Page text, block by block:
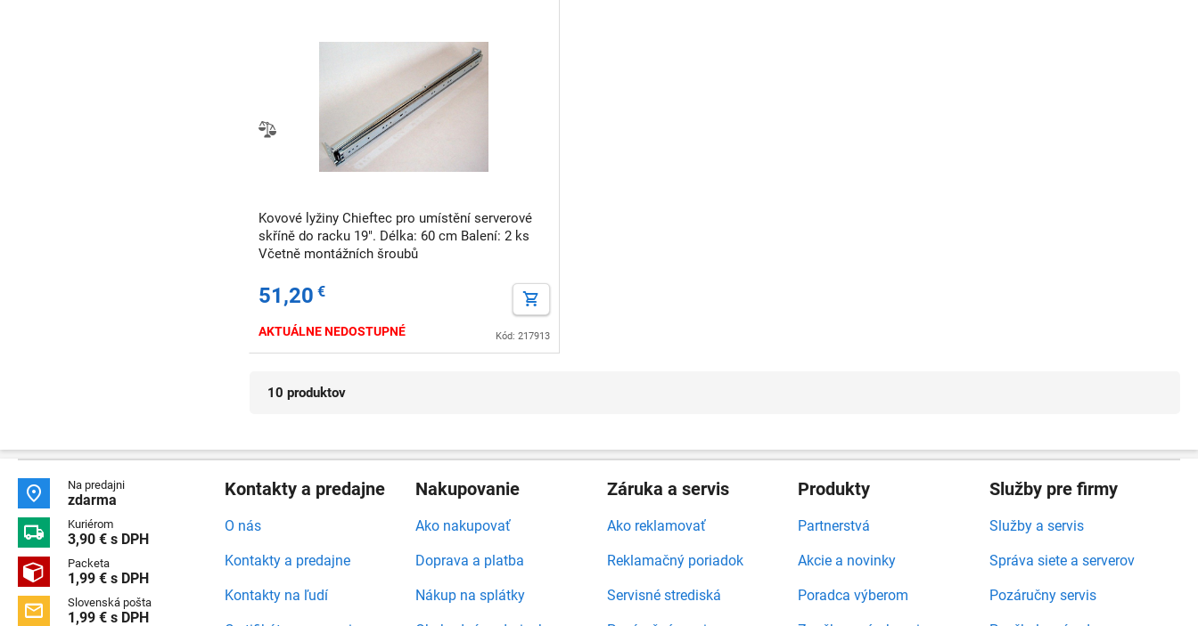
Kovové lyžiny Chieftec pro umístění serverové
skříně do racku 19". Délka: 60 cm Balení: 2 ks
Včetně montážních šroubů
51,20 €
Kód: 217913
AKTUÁLNE NEDOSTUPNÉ
10 produktov
 Na predajni
zdarma
 Kuriérom
3,90 € s DPH
 Packeta
1,99 € s DPH
 Slovenská pošta
1,99 € s DPH
Kontakty a predajne
O nás
Kontakty a predajne
Kontakty na ľudí
Nakupovanie
Ako nakupovať
Doprava a platba
Nákup na splátky
Záruka a servis
Ako reklamovať
Reklamačný poriadok
Servisné strediská
Produkty
Partnerstvá
Akcie a novinky
Poradca výberom
Služby pre firmy
Služby a servis
Správa siete a serverov
Pozáručny servis